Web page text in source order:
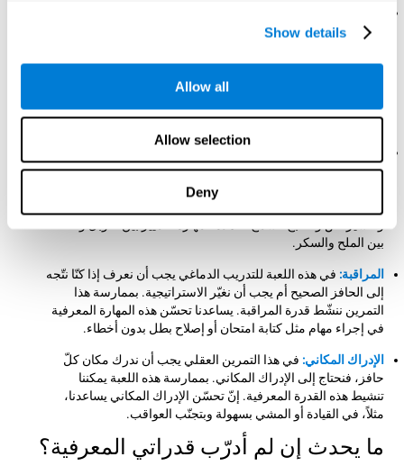
Show details
Allow all
Allow selection
Deny
الفأرة إلى كلّ حافز مطلوب بسرعة ودقّة. بممارسة هذه اللعبة
إنّ تحسّن هذه القدرة المعرفية مفيد لتحسّن حذقنا عند الأنشطة
اليدوية. مثلاً، عندما نكتب، أو نقود، ونمارس الرياضة وحتّى نفتح
لعبة. تسمح لنا هذه المهارة المعرفية إجراء مهمة منسقة بحسب
المعلومات البصرية.
لون كلّ حافز ومميزاته. بإجراء هذا التمرين باستمرار ننشّط ونقوّي
الإدراك البصري. يسمح تحسّن هذه المهارة المعرفية تخفيض
بين الملح والسكر.
المراقبة: في هذه اللعبة للتدريب الدماغي يجب أن نعرف إذا كنّا نتّجه
إلى الحافز الصحيح أم يجب أن نغيّر الاستراتيجية. بممارسة هذا
التمرين ننشّط قدرة المراقبة. يساعدنا تحسّن هذه المهارة المعرفية
في إجراء مهام مثل كتابة امتحان أو إصلاح بطل بدون أخطاء.
الإدراك المكاني: في هذا التمرين العقلي يجب أن ندرك مكان كلّ
حافز، فنحتاج إلى الإدراك المكاني. بممارسة هذه اللعبة يمكننا
تنشيط هذه القدرة المعرفية. إنّ تحسّن الإدراك المكاني يساعدنا،
مثلاً، في القيادة أو المشي بسهولة وبتجنّب العواقب.
ما يحدث إن لم أدرّب قدراتي المعرفية؟